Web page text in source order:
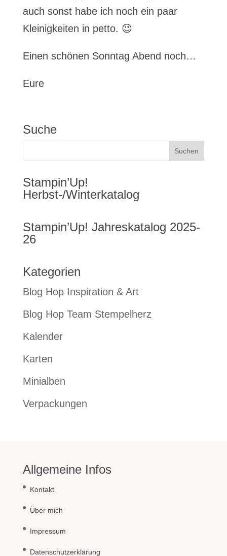
auch sonst habe ich noch ein paar
Kleinigkeiten in petto. 😉
Einen schönen Sonntag Abend noch…
Eure
Suche
Stampin’Up!
Herbst-/Winterkatalog
Stampin’Up! Jahreskatalog 2025-
26
Kategorien
Blog Hop Inspiration & Art
Blog Hop Team Stempelherz
Kalender
Karten
Minialben
Verpackungen
Allgemeine Infos
Kontakt
Über mich
Impressum
Datenschutzerklärung